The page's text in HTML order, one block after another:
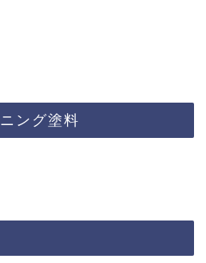
ング塗料